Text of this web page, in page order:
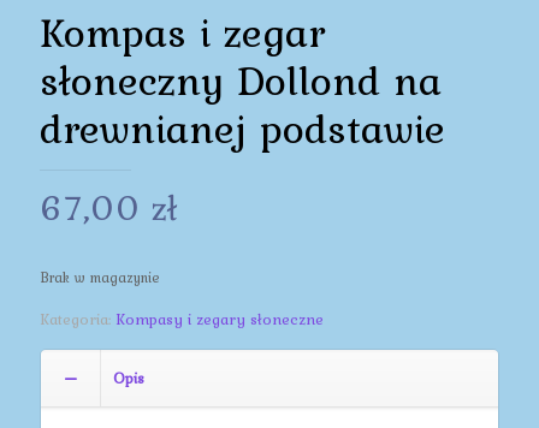
Kompas i zegar
słoneczny Dollond na
drewnianej podstawie
67,00 zł
Brak w magazynie
Kategoria: Kompasy i zegary słoneczne
Opis